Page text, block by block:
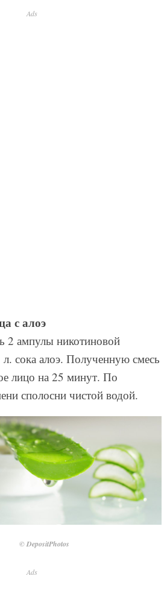
Ads
с алоэ
2 ампулы никотиновой
сока алоэ. Полученную смесь
лицо на 25 минут. По
сполосни чистой водой.
© DepositPhotos
Ads